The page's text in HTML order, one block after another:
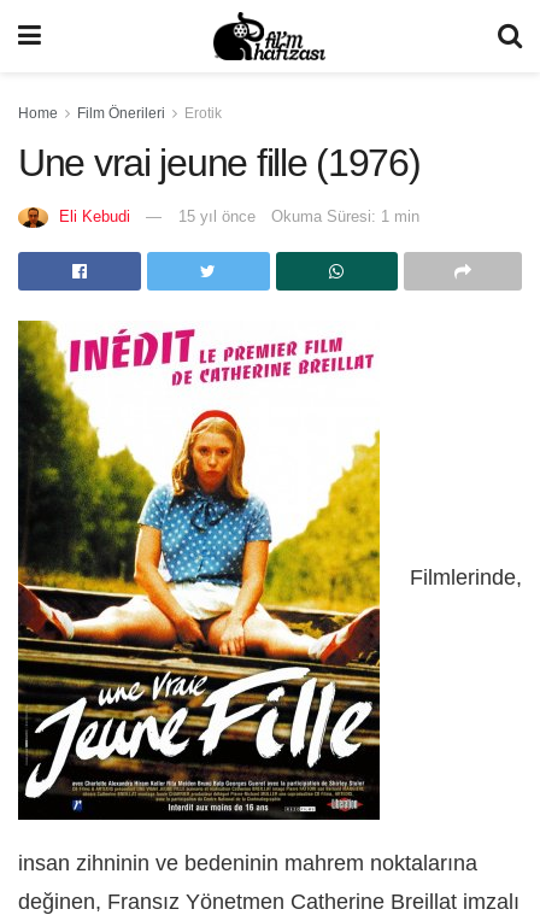
Home Film Önerileri Erotik
Une vrai jeune fille (1976)
Eli Kebudi 15 yıl önce Okuma Süresi: 1 min
Filmlerinde,
insan zihninin ve bedeninin mahrem noktalarına
değinen, Fransız Yönetmen Catherine Breillat imzalı